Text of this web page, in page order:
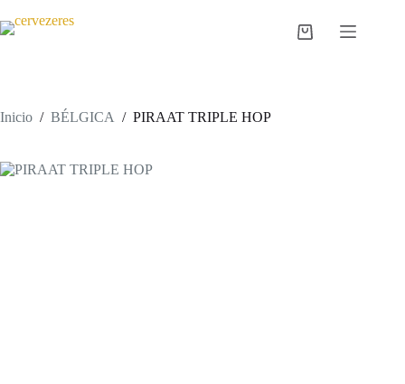
al
contenido
Carro
Inicio / BÉLGICA / PIRAAT TRIPLE HOP